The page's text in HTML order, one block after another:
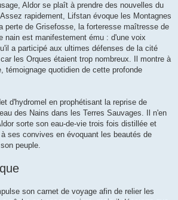
Aldor se plaît à prendre des nouvelles du
rapidement, Lifstan évoque les Montagnes
perte de Grisefosse, la forteresse maîtresse de
nain est manifestement ému : d'une voix
a participé aux ultimes défenses de la cité
les Orques étaient trop nombreux. Il montre à
témoignage quotidien de cette profonde
d'hydromel en prophétisant la reprise de
des Nains dans les Terres Sauvages. Il n'en
sorte son eau-de-vie trois fois distillée et
ses convives en évoquant les beautés de
peuple.
son carnet de voyage afin de relier les